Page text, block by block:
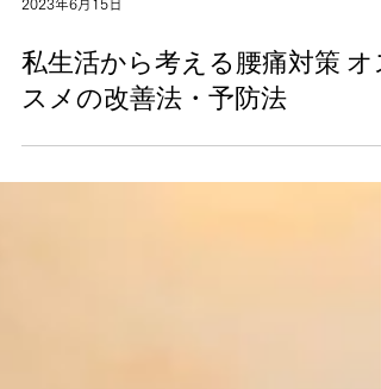
2023年6月15日